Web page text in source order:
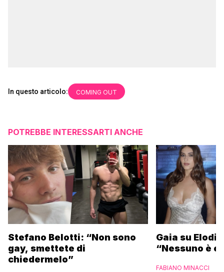
In questo articolo: COMING OUT
POTREBBE INTERESSARTI ANCHE
Stefano Belotti: “Non sono
gay, smettete di
chiedermelo”
Gaia su
“Nessuno è
FABIANO MINACCI